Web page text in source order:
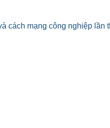
cách mạng công nghiệp lần